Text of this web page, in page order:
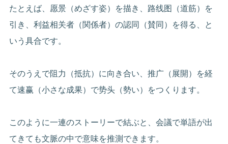
たとえば、愿景（めざす姿）を描き、路线图（道筋）を
引き、利益相关者（関係者）の認同（賛同）を得る、と
いう具合です。
そのうえで阻力（抵抗）に向き合い、推广（展開）を経
て速赢（小さな成果）で势头（勢い）をつくります。
このように一連のストーリーで結ぶと、会議で単語が出
てきても文脈の中で意味を推測できます。